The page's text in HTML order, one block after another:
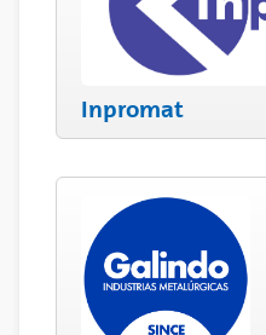
Inpromat